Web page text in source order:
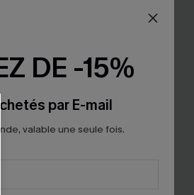
DE -15%
par E-mail
valable une seule fois.